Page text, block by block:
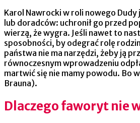
Karol Nawrocki w roli nowego Dudy
lub doradców: uchronił go przed
wierzą, że wygra. Jeśli nawet to
sposobności, by odegrać rolę
państwa nie ma narzędzi, żeby ją
równoczesnym wprowadzeniu
martwić się nie mamy powodu. Bo
Brauna).
Dlaczego faworyt nie